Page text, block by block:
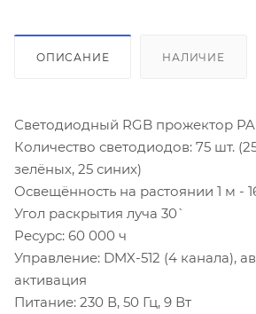
ОПИСАНИЕ НАЛИЧИЕ
Светодиодный RGB прожектор
Количество светодиодов: 75 шт.
зелёных, 25 синих)
Освещённость на растоянии 1 м -
Угол раскрытия луча 30`
Ресурс: 60 000 ч
Управление: DMX-512 (4 канала),
активация
Питание: 230 В, 50 Гц, 9 Вт